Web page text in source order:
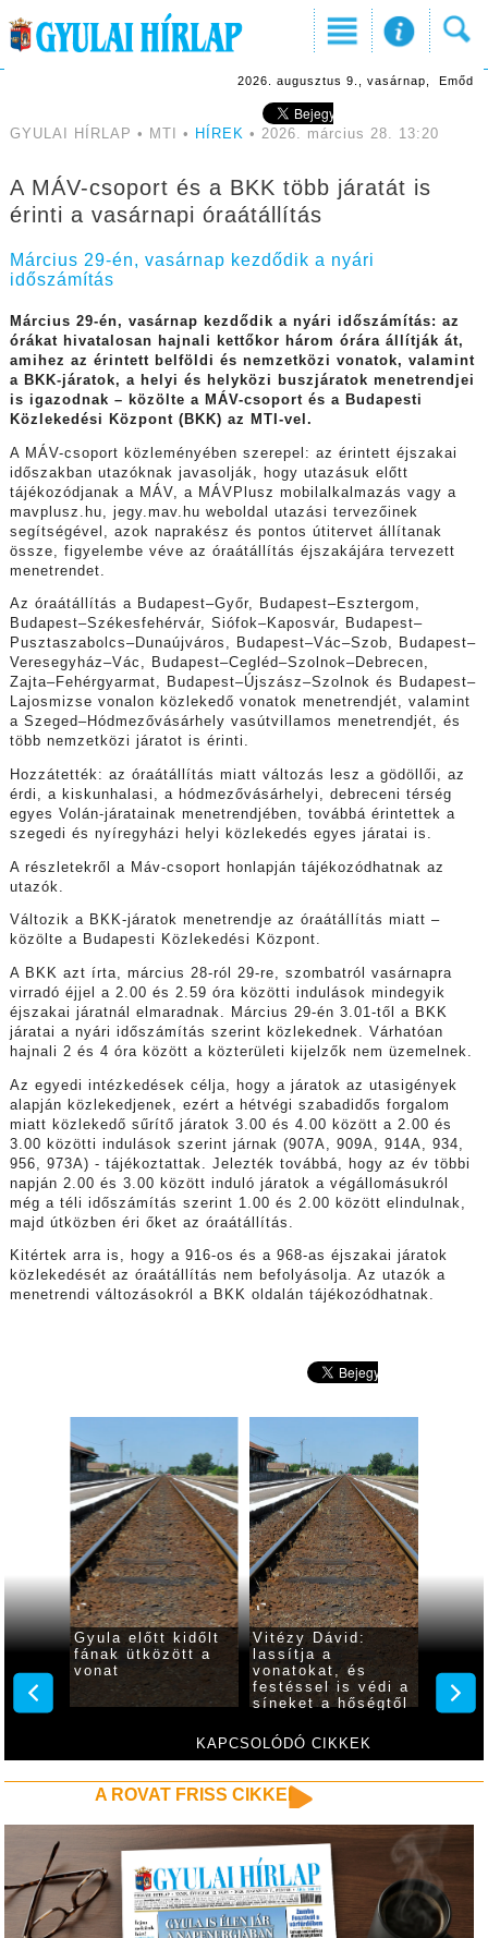
2026. augusztus 9., vasárnap, Emőd
GYULAI HÍRLAP • MTI • HÍREK • 2026. március 28. 13:20
A MÁV-csoport és a BKK több járatát is
érinti a vasárnapi óraátállítás
Március 29-én, vasárnap kezdődik a nyári
időszámítás
Március 29-én, vasárnap kezdődik a nyári időszámítás: az
órákat hivatalosan hajnali kettőkor három órára állítják át,
amihez az érintett belföldi és nemzetközi vonatok, valamint
a BKK-járatok, a helyi és helyközi buszjáratok menetrendjei
is igazodnak – közölte a MÁV-csoport és a Budapesti
Közlekedési Központ (BKK) az MTI-vel.
A MÁV-csoport közleményében szerepel: az érintett éjszakai
időszakban utazóknak javasolják, hogy utazásuk előtt
tájékozódjanak a MÁV, a MÁVPlusz mobilalkalmazás vagy a
mavplusz.hu, jegy.mav.hu weboldal utazási tervezőinek
segítségével, azok naprakész és pontos útitervet állítanak
össze, figyelembe véve az óraátállítás éjszakájára tervezett
menetrendet.
Az óraátállítás a Budapest–Győr, Budapest–Esztergom,
Budapest–Székesfehérvár, Siófok–Kaposvár, Budapest–
Pusztaszabolcs–Dunaújváros, Budapest–Vác–Szob, Budapest–
Veresegyház–Vác, Budapest–Cegléd–Szolnok–Debrecen,
Zajta–Fehérgyarmat, Budapest–Újszász–Szolnok és Budapest–
Lajosmizse vonalon közlekedő vonatok menetrendjét, valamint
a Szeged–Hódmezővásárhely vasútvillamos menetrendjét, és
több nemzetközi járatot is érinti.
Hozzátették: az óraátállítás miatt változás lesz a gödöllői, az
érdi, a kiskunhalasi, a hódmezővásárhelyi, debreceni térség
egyes Volán-járatainak menetrendjében, továbbá érintettek a
szegedi és nyíregyházi helyi közlekedés egyes járatai is.
A részletekről a Máv-csoport honlapján tájékozódhatnak az
utazók.
Változik a BKK-járatok menetrendje az óraátállítás miatt –
közölte a Budapesti Közlekedési Központ.
A BKK azt írta, március 28-ról 29-re, szombatról vasárnapra
virradó éjjel a 2.00 és 2.59 óra közötti indulások mindegyik
éjszakai járatnál elmaradnak. Március 29-én 3.01-től a BKK
járatai a nyári időszámítás szerint közlekednek. Várhatóan
hajnali 2 és 4 óra között a közterületi kijelzők nem üzemelnek.
Az egyedi intézkedések célja, hogy a járatok az utasigények
alapján közlekedjenek, ezért a hétvégi szabadidős forgalom
miatt közlekedő sűrítő járatok 3.00 és 4.00 között a 2.00 és
3.00 közötti indulások szerint járnak (907A, 909A, 914A, 934,
956, 973A) - tájékoztattak. Jelezték továbbá, hogy az év többi
napján 2.00 és 3.00 között induló járatok a végállomásukról
még a téli időszámítás szerint 1.00 és 2.00 között elindulnak,
majd útközben éri őket az óraátállítás.
Kitértek arra is, hogy a 916-os és a 968-as éjszakai járatok
közlekedését az óraátállítás nem befolyásolja. Az utazók a
menetrendi változásokról a BKK oldalán tájékozódhatnak.
KAPCSOLÓDÓ CIKKEK
a
Gyula előtt kidőlt
fának ütközött a
vonat
Vitézy Dávid:
lassítja a
vonatokat, és
festéssel is védi a
síneket a hőségtől
MÁV-
A ROVAT FRISS CIKKEI